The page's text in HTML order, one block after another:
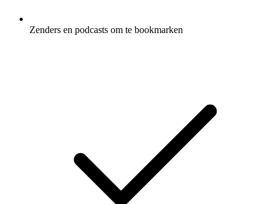
Zenders en podcasts om te bookmarken